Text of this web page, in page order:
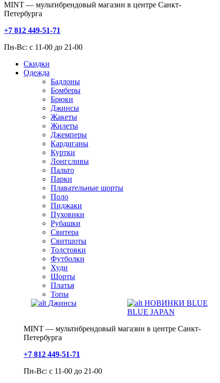
MINT — мультибрендовый магазин в центре Санкт-
Петербурга
+7 812 449-51-71
Пн-Вс: с 11-00 до 21-00
Скидки
Одежда
Бадлоны
Бомберы
Брюки
Джинсы
Жакеты
Жилеты
Джемперы
Кардиганы
Куртки
Лонгсливы
Пальто
Парки
Плавательные шорты
Поло
Пиджаки
Пуховики
Рубашки
Свитера
Свитшоты
Толстовки
Футболки
Худи
Шорты
Платья
Топы
Джинсы
НОВИНКИ BLUE
BLUE JAPAN
MINT — мультибрендовый магазин в центре Санкт-
Петербурга
+7 812 449-51-71
Пн-Вс: с 11-00 до 21-00